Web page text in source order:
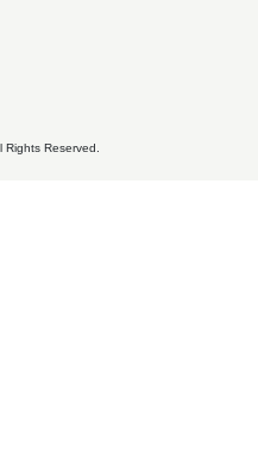
Reserved.